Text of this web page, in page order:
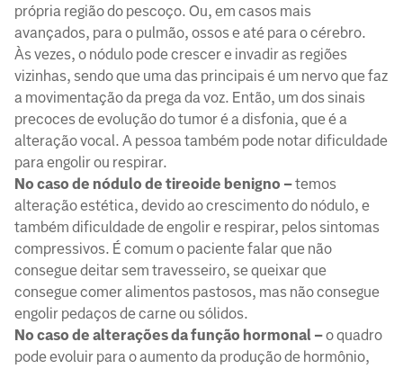
própria região do pescoço. Ou, em casos mais
avançados, para o pulmão, ossos e até para o cérebro.
Às vezes, o nódulo pode crescer e invadir as regiões
vizinhas, sendo que uma das principais é um nervo que faz
a movimentação da prega da voz. Então, um dos sinais
precoces de evolução do tumor é a disfonia, que é a
alteração vocal. A pessoa também pode notar dificuldade
para engolir ou respirar.
No caso de nódulo de tireoide benigno –temos
alteração estética, devido ao crescimento do nódulo, e
também dificuldade de engolir e respirar, pelos sintomas
compressivos. É comum o paciente falar que não
consegue deitar sem travesseiro, se queixar que
consegue comer alimentos pastosos, mas não consegue
engolir pedaços de carne ou sólidos.
No caso de alterações da função hormonal –o quadro
pode evoluir para o aumento da produção de hormônio,